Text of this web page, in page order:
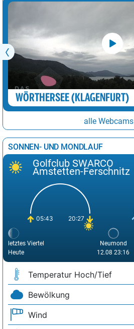
WÖRTHERSEE (KLAGENFURT)
alle Webcams
SONNEN- UND MONDLAUF
Golfclub SWARCO
Amstetten-Ferschnitz
05:43 20:27
letztes Viertel
Heute
Neumond
12.08 23:16
Temperatur Hoch/Tief
Bewölkung
Wind